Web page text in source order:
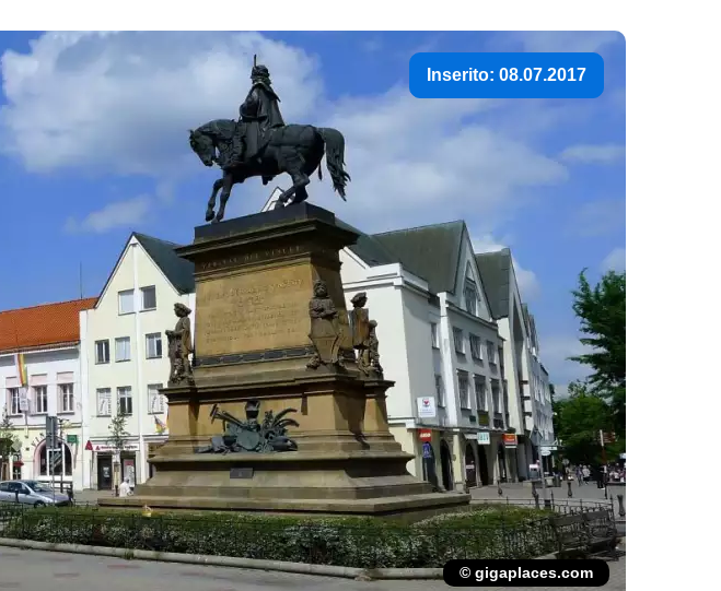
Inserito: 08.07.2017
© gigaplaces.com